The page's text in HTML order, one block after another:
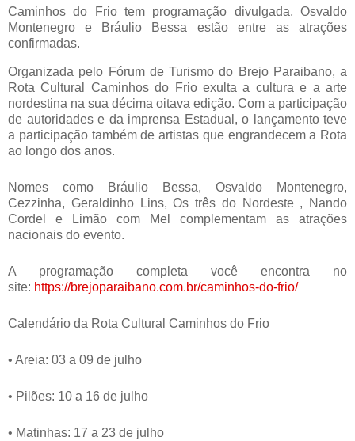
Caminhos do Frio tem programação divulgada, Osvaldo
Montenegro e Bráulio Bessa estão entre as atrações
confirmadas.
Organizada pelo Fórum de Turismo do Brejo Paraibano, a
Rota Cultural Caminhos do Frio exulta a cultura e a arte
nordestina na sua décima oitava edição. Com a participação
de autoridades e da imprensa Estadual, o lançamento teve
a participação também de artistas que engrandecem a Rota
ao longo dos anos.
Nomes como Bráulio Bessa, Osvaldo Montenegro,
Cezzinha, Geraldinho Lins, Os três do Nordeste , Nando
Cordel e Limão com Mel complementam as atrações
nacionais do evento.
A programação completa você encontra no
site: https://brejoparaibano.com.br/caminhos-do-frio/
Calendário da Rota Cultural Caminhos do Frio
• Areia: 03 a 09 de julho
• Pilões: 10 a 16 de julho
• Matinhas: 17 a 23 de julho